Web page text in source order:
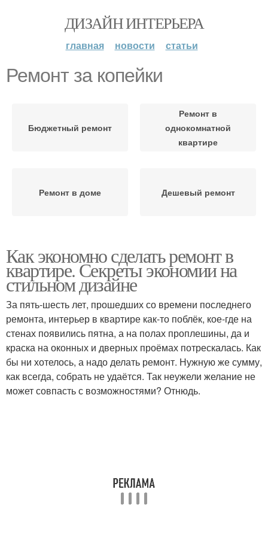
ДИЗАЙН ИНТЕРЬЕРА
главная новости статьи
Ремонт за копейки
Бюджетный ремонт
Ремонт в
однокомнатной
квартире
Ремонт в доме Дешевый ремонт
Как экономно сделать ремонт в
квартире. Секреты экономии на
стильном дизайне
За пять-шесть лет, прошедших со времени последнего
ремонта, интерьер в квартире как-то поблёк, кое-где на
стенах появились пятна, а на полах проплешины, да и
краска на оконных и дверных проёмах потрескалась. Как
бы ни хотелось, а надо делать ремонт. Нужную же сумму,
как всегда, собрать не удаётся. Так неужели желание не
может совпасть с возможностями? Отнюдь.